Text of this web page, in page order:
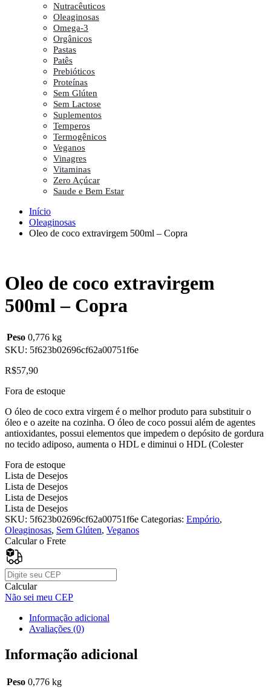
Nutracêuticos
Oleaginosas
Omega-3
Orgânicos
Pastas
Patês
Prebióticos
Proteínas
Sem Glúten
Sem Lactose
Suplementos
Temperos
Termogênicos
Veganos
Vinagres
Vitaminas
Zero Açúcar
Saude e Bem Estar
Início
Oleaginosas
Oleo de coco extravirgem 500ml – Copra
Oleo de coco extravirgem
500ml – Copra
Peso 0,776 kg
SKU: 5f623b02696cf62a00751f6e
R$57,90
Fora de estoque
O óleo de coco extra virgem é o melhor produto para substituir o
óleo e o azeite na cozinha. O óleo de coco possui além de agentes
antioxidantes, possui elementos que impedem o depósito de gordura
no tecido adiposo, aumenta o HDL e diminui o HDL (Colester
Fora de estoque
Lista de Desejos
Lista de Desejos
Lista de Desejos
Lista de Desejos
SKU: 5f623b02696cf62a00751f6e Categorias: Empório,
Oleaginosas, Sem Glúten, Veganos
Calcular o Frete
Calcular
Não sei meu CEP
Informação adicional
Avaliações (0)
Informação adicional
Peso 0,776 kg